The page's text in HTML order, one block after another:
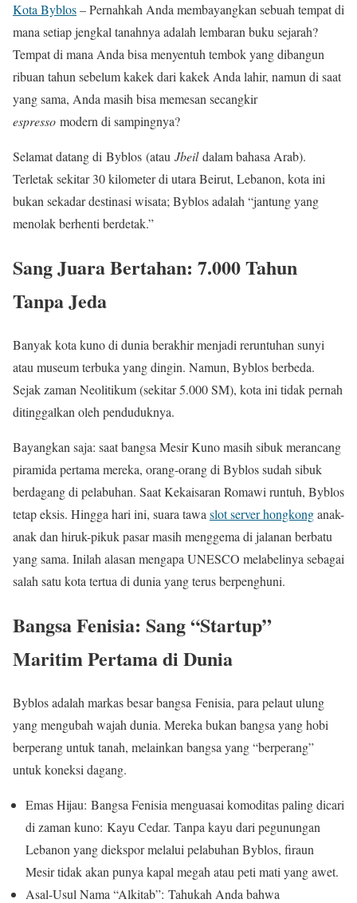
Kota Byblos– Pernahkah Anda membayangkan sebuah tempat di
mana setiap jengkal tanahnya adalah lembaran buku sejarah?
Tempat di mana Anda bisa menyentuh tembok yang dibangun
ribuan tahun sebelum kakek dari kakek Anda lahir, namun di saat
yang sama, Anda masih bisa memesan secangkir
espresso modern di sampingnya?
Selamat datang di Byblos (atau Jbeildalam bahasa Arab).
Terletak sekitar 30 kilometer di utara Beirut, Lebanon, kota ini
bukan sekadar destinasi wisata; Byblos adalah “jantung yang
menolak berhenti berdetak.”
Sang Juara Bertahan: 7.000 Tahun
Tanpa Jeda
Banyak kota kuno di dunia berakhir menjadi reruntuhan sunyi
atau museum terbuka yang dingin. Namun, Byblos berbeda.
Sejak zaman Neolitikum (sekitar 5.000 SM), kota ini tidak pernah
ditinggalkan oleh penduduknya.
Bayangkan saja: saat bangsa Mesir Kuno masih sibuk merancang
piramida pertama mereka, orang-orang di Byblos sudah sibuk
berdagang di pelabuhan. Saat Kekaisaran Romawi runtuh, Byblos
tetap eksis. Hingga hari ini, suara tawa slot server hongkonganak-
anak dan hiruk-pikuk pasar masih menggema di jalanan berbatu
yang sama. Inilah alasan mengapa UNESCO melabelinya sebagai
salah satu kota tertua di dunia yang terus berpenghuni.
Bangsa Fenisia: Sang “Startup”
Maritim Pertama di Dunia
Byblos adalah markas besar bangsa Fenisia, para pelaut ulung
yang mengubah wajah dunia. Mereka bukan bangsa yang hobi
berperang untuk tanah, melainkan bangsa yang “berperang”
untuk koneksi dagang.
Emas Hijau: Bangsa Fenisia menguasai komoditas paling dicari
di zaman kuno: Kayu Cedar. Tanpa kayu dari pegunungan
Lebanon yang diekspor melalui pelabuhan Byblos, firaun
Mesir tidak akan punya kapal megah atau peti mati yang awet.
Asal-Usul Nama “Alkitab”: Tahukah Anda bahwa